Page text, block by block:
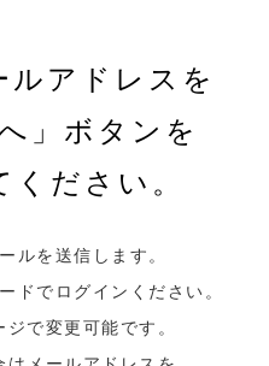
ルアドレスを
」ボタンを
ださい。
ルを送信します。
ドでログインください。
で変更可能です。